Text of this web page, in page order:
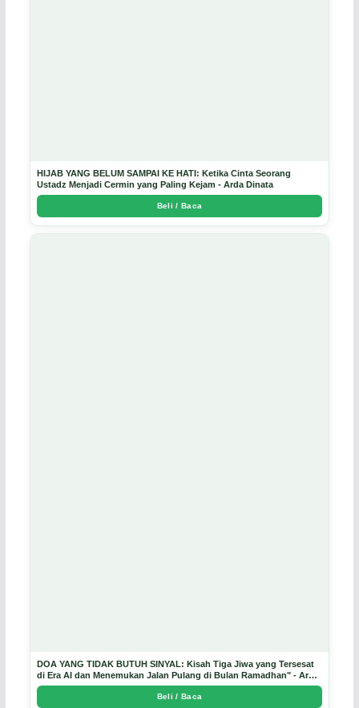
HIJAB YANG BELUM SAMPAI KE HATI: Ketika Cinta Seorang
Ustadz Menjadi Cermin yang Paling Kejam - Arda Dinata
Beli / Baca
DOA YANG TIDAK BUTUH SINYAL: Kisah Tiga Jiwa yang Tersesat
di Era AI dan Menemukan Jalan Pulang di Bulan Ramadhan" - Arda
Dinata
Beli / Baca